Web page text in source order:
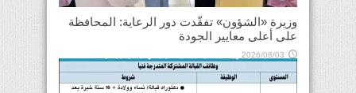
وزيرة «الشؤون» تفقّدت دور الرعاية: المحافظة
على أعلى معايير الجودة
2026/08/03